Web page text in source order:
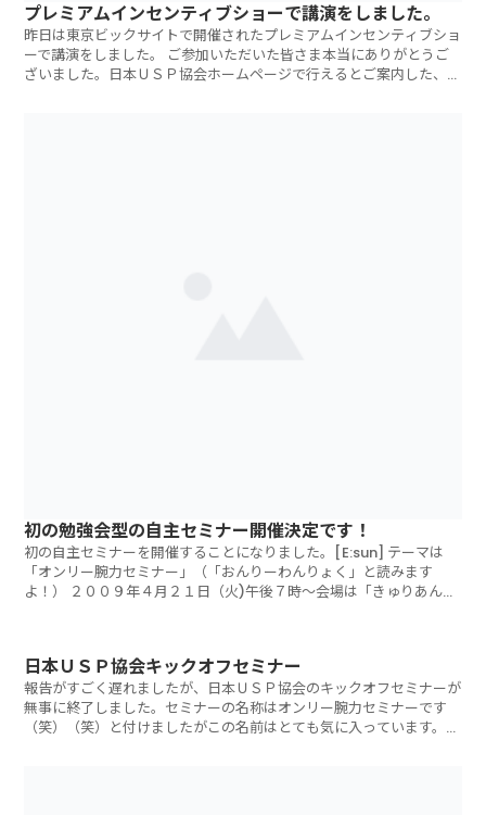
プレミアムインセンティブショーで講演をしました。
昨日は東京ビックサイトで開催されたプレミアムインセンティブショ
ーで講演をしました。 ご参加いただいた皆さま本当にありがとうご
ざいました。日本ＵＳＰ協会ホームページで行えるとご案内した、ス
初の勉強会型の自主セミナー開催決定です！
初の自主セミナーを開催することになりました。[E:sun] テーマは
「オンリー腕力セミナー」（「おんりーわんりょく」と読みます
よ！） ２００９年４月２１日（火)午後７時～会場は「きゅりあん」
日本ＵＳＰ協会キックオフセミナー
報告がすごく遅れましたが、日本ＵＳＰ協会のキックオフセミナーが
無事に終了しました。セミナーの名称はオンリー腕力セミナーです
（笑）（笑）と付けましたがこの名前はとても気に入っています。自